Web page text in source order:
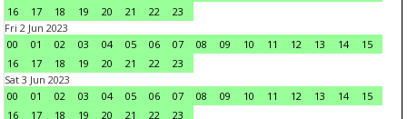
16
17 18 19 20 21 22
23
Fri 2 Jun 2023
00
01 02 03 04 05 06 07 08 09 10 11 12 13 14
15
16
17 18 19 20 21 22
23
Sat 3 Jun 2023
00
01 02 03 04 05 06 07 08 09 10 11 12 13 14
15
16
17 18 19 20 21 22
23